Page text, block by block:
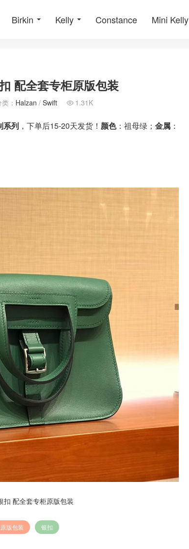
Birkin Kelly Constance Mini Kelly
配全套专柜原版包装
： Halzan / Swift  1.31K
系列 ，下单后15-20天发货！ 颜色：祖母绿； 金属 ：
扣 配全套专柜原版包装
版包装 银扣